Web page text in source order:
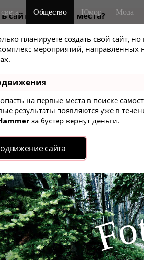
сайт на первые места?
планируете создать свой сайт,
мероприятий,
на первые места в поиске
результаты появляются уже в
за бустер вернут деньги.
сайта
Общество Юмор Мода
Fo